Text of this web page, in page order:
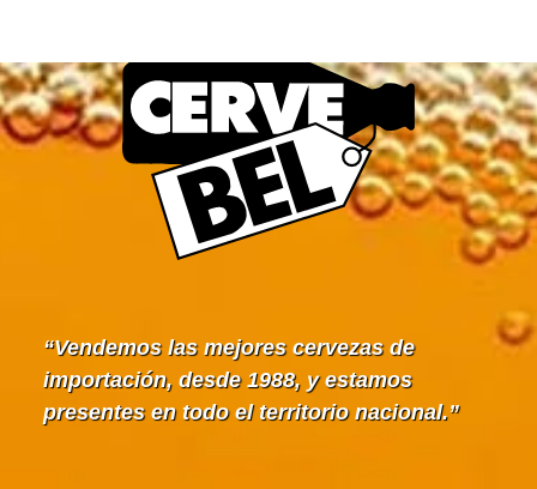
Vendemos las mejores cervezas de
importación, desde 1988, y estamos
presentes en todo el territorio nacional.